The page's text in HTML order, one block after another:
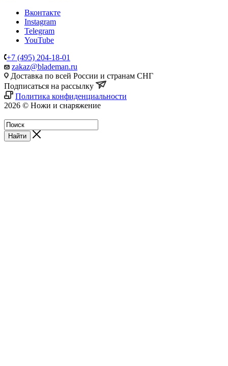
Вконтакте
Instagram
Telegram
YouTube
+7 (495) 204-18-01
zakaz@blademan.ru
Доставка по всей России и странам СНГ
Подписаться на рассылку
Политика конфиденциальности
2026 © Ножи и снаряжение
Найти